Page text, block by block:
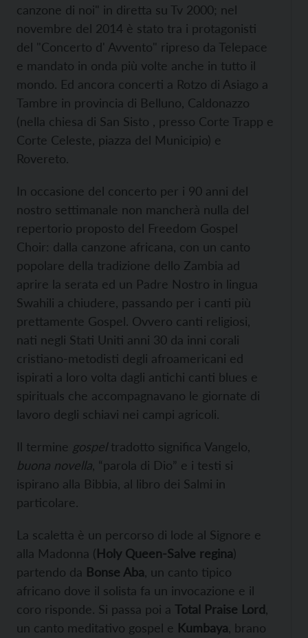
canzone di noi" in diretta su Tv 2000; nel
novembre del 2014 è stato tra i protagonisti
del "Concerto d' Avvento" ripreso da Telepace
e mandato in onda più volte anche in tutto il
mondo. Ed ancora concerti a Rotzo di Asiago a
Tambre in provincia di Belluno, Caldonazzo
(nella chiesa di San Sisto , presso Corte Trapp e
Corte Celeste, piazza del Municipio) e
Rovereto.
In occasione del concerto per i 90 anni del
nostro settimanale non mancherà nulla del
repertorio proposto del Freedom Gospel
Choir: dalla canzone africana, con un canto
popolare della tradizione dello Zambia ad
aprire la serata ed un Padre Nostro in lingua
Swahili a chiudere, passando per i canti più
prettamente Gospel. Ovvero canti religiosi,
nati negli Stati Uniti anni 30 da inni corali
cristiano-metodisti degli afroamericani ed
ispirati a loro volta dagli antichi canti blues e
spirituals che accompagnavano le giornate di
lavoro degli schiavi nei campi agricoli.
Il termine gospeltradotto significa Vangelo,
buona novella , “parola di Dio” e i testi si
ispirano alla Bibbia, al libro dei Salmi in
particolare.
La scaletta è un percorso di lode al Signore e
alla Madonna (Holy Queen-Salve regina)
partendo da Bonse Aba , un canto tipico
africano dove il solista fa un invocazione e il
coro risponde. Si passa poi a Total Praise Lord
un canto meditativo gospel e Kumbaya , brano